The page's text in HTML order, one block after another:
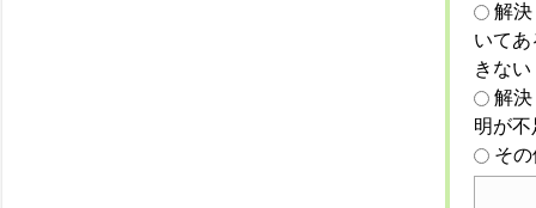
解
いて
きない
解
明が
そ